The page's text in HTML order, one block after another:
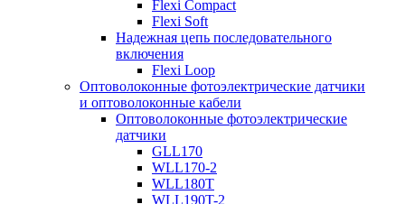
Flexi Compact
Flexi Soft
Надежная цепь последовательного
включения
Flexi Loop
Оптоволоконные фотоэлектрические датчики
и оптоволоконные кабели
Оптоволоконные фотоэлектрические
датчики
GLL170
WLL170-2
WLL180T
WLL190T-2